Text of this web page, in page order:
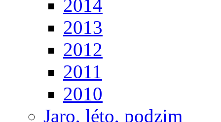
2014
2013
2012
2011
2010
Jaro, léto, podzim